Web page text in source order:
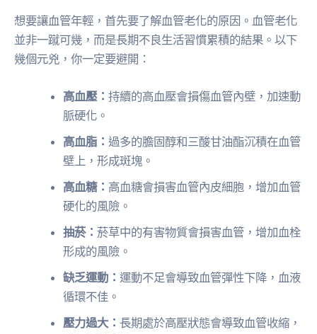
想要讓血管年輕，首先要了解血管老化的原因。血管老化
並非一蹴可幾，而是長期不良生活習慣累積的結果。以下
幾個元兇，你一定要避開：
高血壓：持續的高血壓會損傷血管內壁，加速動
脈硬化。
高血脂：過多的膽固醇和三酸甘油酯沉積在血管
壁上，形成斑塊。
高血糖： 高血糖會損害血管內皮細胞，增加血管
硬化的風險。
抽菸：菸草中的有害物質會損害血管，增加血栓
形成的風險。
缺乏運動：運動不足會導致血管彈性下降，血液
循環不佳。
壓力過大： 長期處於高壓狀態會導致血管收縮，